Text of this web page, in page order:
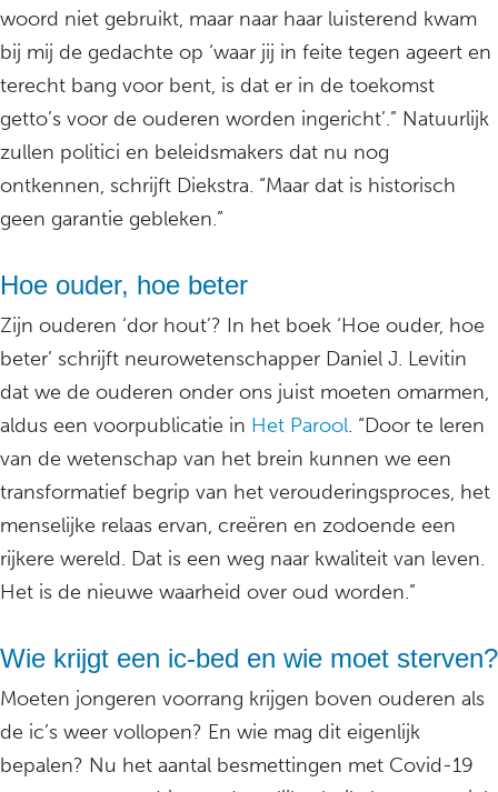
woord niet gebruikt, maar naar haar luisterend kwam
bij mij de gedachte op ‘waar jij in feite tegen ageert en
terecht bang voor bent, is dat er in de toekomst
getto’s voor de ouderen worden ingericht’.” Natuurlijk
zullen politici en beleidsmakers dat nu nog
ontkennen, schrijft Diekstra. “Maar dat is historisch
geen garantie gebleken.”
Hoe ouder, hoe beter
Zijn ouderen ‘dor hout’? In het boek ‘Hoe ouder, hoe
beter’ schrijft neurowetenschapper Daniel J. Levitin
dat we de ouderen onder ons juist moeten omarmen,
aldus een voorpublicatie in Het Parool. “Door te leren
van de wetenschap van het brein kunnen we een
transformatief begrip van het verouderingsproces, het
menselijke relaas ervan, creëren en zodoende een
rijkere wereld. Dat is een weg naar kwaliteit van leven.
Het is de nieuwe waarheid over oud worden.”
Wie krijgt een ic-bed en wie moet sterven?
Moeten jongeren voorrang krijgen boven ouderen als
de ic’s weer vollopen? En wie mag dit eigenlijk
bepalen? Nu het aantal besmettingen met Covid-19